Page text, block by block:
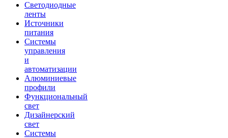
Светодиодные
ленты
Источники
питания
Системы
управления
и
автоматизации
Алюминиевые
профили
Функциональный
свет
Дизайнерский
свет
Системы